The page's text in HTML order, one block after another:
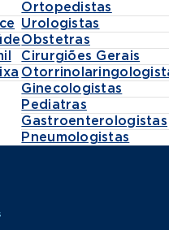
Ortopedistas
Urologistas
Obstetras
Cirurgiões Gerais
Ginecologistas
Pediatras
Gastroenterologistas
Pneumologistas